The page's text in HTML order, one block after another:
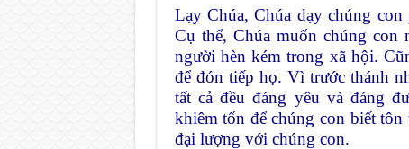
Lạy Chúa, Chúa dạy chúng
Cụ thể, Chúa muốn chúng con
người hèn kém trong xã hội.
để đón tiếp họ. Vì trước thánh
tất cả đều đáng yêu và đáng
khiêm tốn để chúng con biết
đại lượng với chúng con.